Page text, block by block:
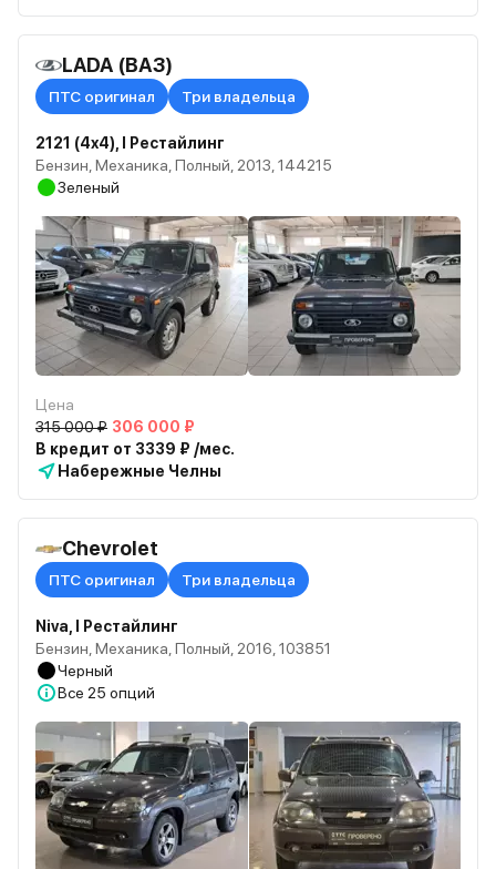
LADA (ВАЗ)
ПТС оригинал Три владельца
2121 (4x4), I Рестайлинг
Бензин, Механика, Полный, 2013, 144215
Зеленый
Цена
315 000 ₽ 306 000 ₽
В кредит от 3339 ₽ /мес.
Набережные Челны
Chevrolet
ПТС оригинал Три владельца
Niva, I Рестайлинг
Бензин, Механика, Полный, 2016, 103851
Черный
Все 25 опций